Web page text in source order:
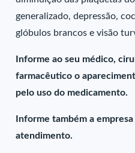
generalizado, depressão,
glóbulos brancos e visão
Informe ao seu médico,
farmacêutico o
pelo uso do medicamento.
Informe também a
atendimento.